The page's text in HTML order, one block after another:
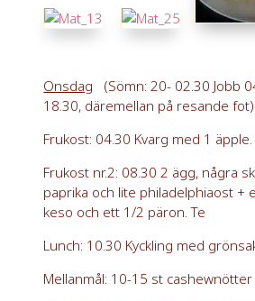
Onsdag (Sömn: 20- 02.30 Jobb
18.30, däremellan på resande fot)
Frukost: 04.30 Kvarg med 1 äpple.
Frukost nr.2: 08.30 2 ägg, några
paprika och lite philadelphiaost +
keso och ett 1/2 päron. Te
Lunch: 10.30 Kyckling med
Mellanmål: 10-15 st cashewnötter